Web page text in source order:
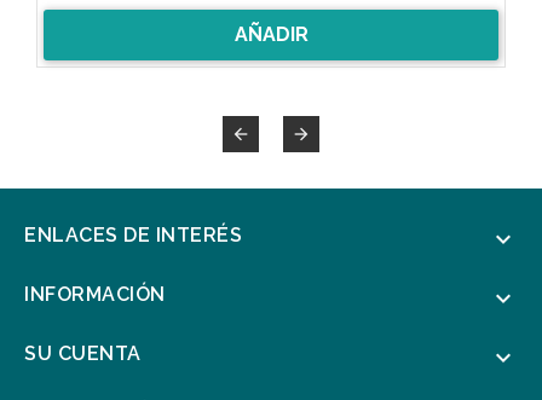
AÑADIR
 
ENLACES DE INTERÉS 
INFORMACIÓN 
SU CUENTA 